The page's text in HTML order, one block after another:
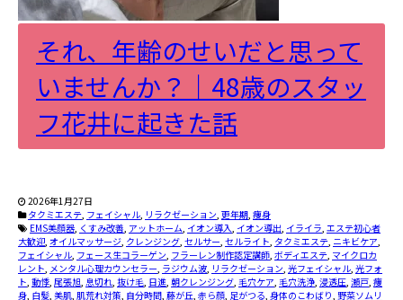
それ、年齢のせいだと思って
いませんか？｜48歳のスタッ
フ花井に起きた話
2026年1月27日
タクミエステ, フェイシャル, リラクゼーション, 更年期, 痩身
EMS美顔器, くすみ改善, アットホーム, イオン導入, イオン導出, イライラ, エステ初心者
大歓迎, オイルマッサージ, クレンジング, セルサー, セルライト, タクミエステ, ニキビケア,
フェイシャル, フェース生コラーゲン, フラーレン制作認定講師, ボディエステ, マイクロカ
レント, メンタル心理カウンセラー, ラジウム波, リラクゼーション, 光フェイシャル, 光フォ
ト, 動悸, 尾張旭, 息切れ, 抜け毛, 日進, 朝クレンジング, 毛穴ケア, 毛穴洗浄, 浸透圧, 瀬戸, 痩
身, 白髪, 美肌, 肌荒れ対策, 自分時間, 藤が丘, 赤ら顔, 足がつる, 身体のこわばり, 野菜ソムリ